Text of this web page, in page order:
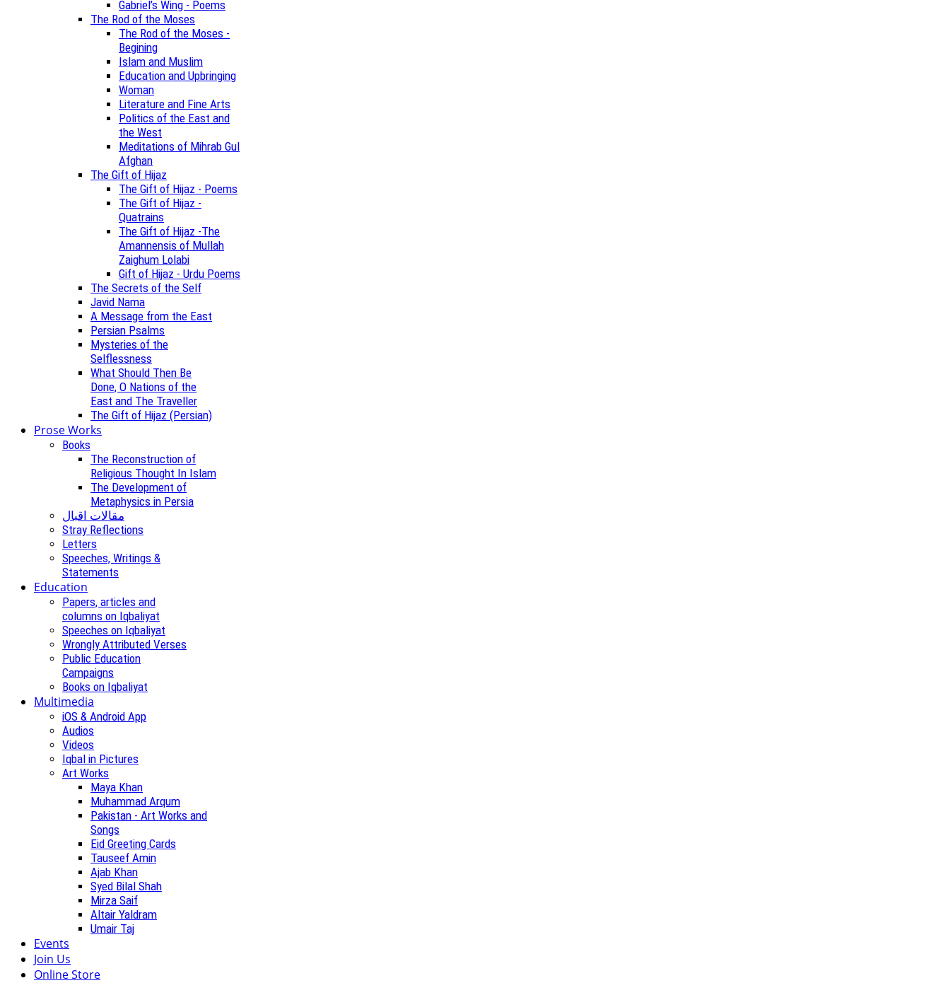
Gabriel’s Wing - Poems
The Rod of the Moses
The Rod of the Moses -
Begining
Islam and Muslim
Education and Upbringing
Woman
Literature and Fine Arts
Politics of the East and
the West
Meditations of Mihrab Gul
Afghan
The Gift of Hijaz
The Gift of Hijaz - Poems
The Gift of Hijaz -
Quatrains
The Gift of Hijaz -The
Amannensis of Mullah
Zaighum Lolabi
Gift of Hijaz - Urdu Poems
The Secrets of the Self
Javid Nama
A Message from the East
Persian Psalms
Mysteries of the
Selflessness
What Should Then Be
Done, O Nations of the
East and The Traveller
The Gift of Hijaz (Persian)
Prose Works
Books
The Reconstruction of
Religious Thought In Islam
The Development of
Metaphysics in Persia
مقالات اقبال
Stray Reflections
Letters
Speeches, Writings &
Statements
Education
Papers, articles and
columns on Iqbaliyat
Speeches on Iqbaliyat
Wrongly Attributed Verses
Public Education
Campaigns
Books on Iqbaliyat
Multimedia
iOS & Android App
Audios
Videos
Iqbal in Pictures
Art Works
Maya Khan
Muhammad Arqum
Pakistan - Art Works and
Songs
Eid Greeting Cards
Tauseef Amin
Ajab Khan
Syed Bilal Shah
Mirza Saif
Altair Yaldram
Umair Taj
Events
Join Us
Online Store